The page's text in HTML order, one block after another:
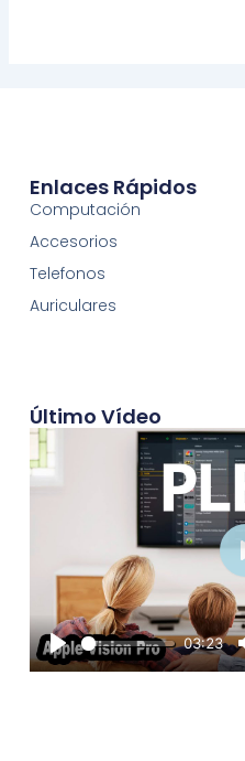
Enlaces Rápidos
Computación
Accesorios
Telefonos
Auriculares
Último Vídeo
Play
03:23